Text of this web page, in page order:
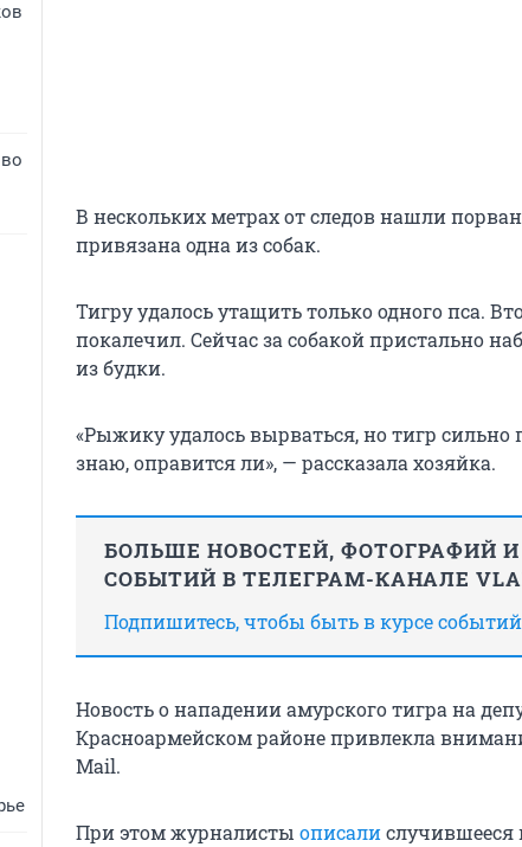
В нескольких метрах от следов нашли
привязана одна из собак.
Тигру удалось утащить только одного пса.
покалечил. Сейчас за собакой пристально
из будки.
«Рыжику удалось вырваться, но тигр сильно
знаю, оправится ли», — рассказала хозяйка.
БОЛЬШЕ НОВОСТЕЙ, ФОТОГРАФИЙ
СОБЫТИЙ В ТЕЛЕГРАМ-КАНАЛЕ
Подпишитесь, чтобы быть в курсе
Новость о нападении амурского тигра на
Красноармейском районе привлекла
Mail.
При этом журналисты описалислучившееся